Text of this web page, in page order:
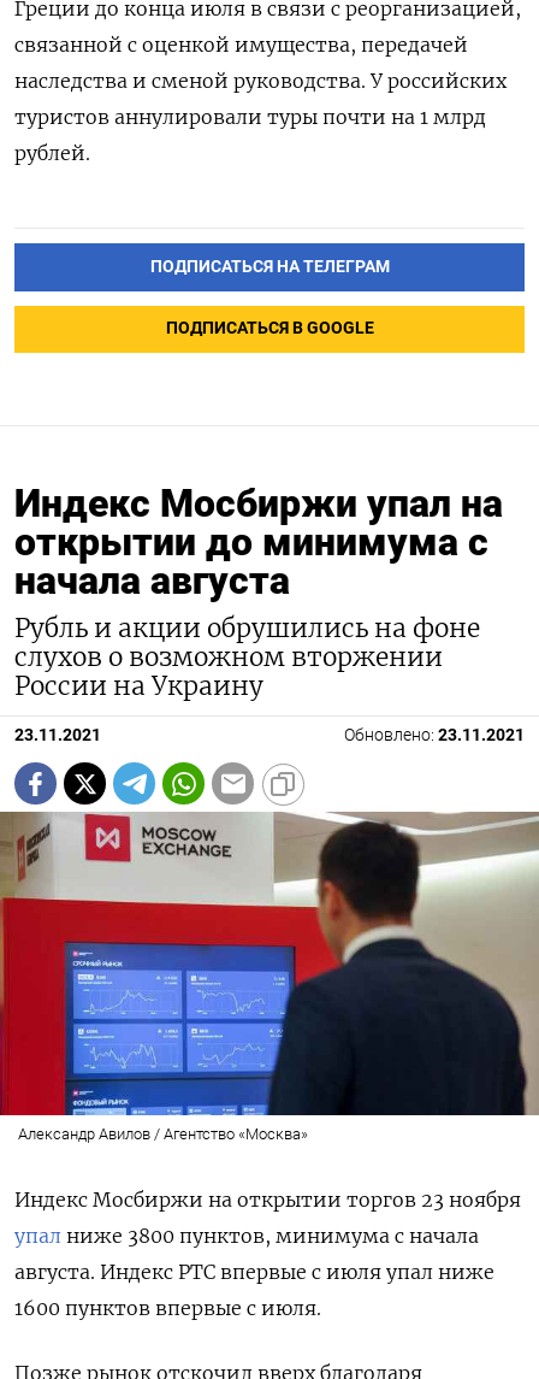
Греции до конца июля в связи с реорганизацией,
связанной с оценкой имущества, передачей
наследства и сменой руководства. У российских
туристов аннулировали туры почти на 1 млрд
рублей.
ПОДПИСАТЬСЯ НА ТЕЛЕГРАМ
ПОДПИСАТЬСЯ В GOOGLE
Индекс Мосбиржи упал на
открытии до минимума с
начала августа
Рубль и акции обрушились на фоне
слухов о возможном вторжении
России на Украину
23.11.2021 Обновлено: 23.11.2021
Александр Авилов / Агентство «Москва»
Индекс Мосбиржи на открытии торгов 23 ноября
упал ниже 3800 пунктов, минимума с начала
августа. Индекс РТС впервые с июля упал ниже
1600 пунктов впервые с июля.
Позже рынок отскочил вверх благодаря